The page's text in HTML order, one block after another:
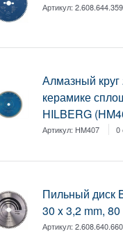
Артикул:2.608.644.359
Алмазный
керамике
HILBERG
Артикул: HM407 0
Пильный диск
30 x 3,2 mm,
Артикул:2.608.640.660